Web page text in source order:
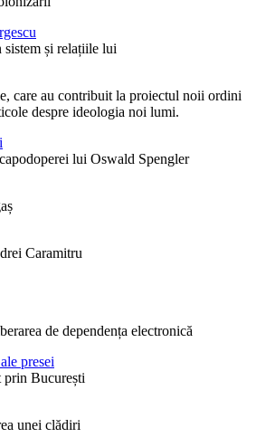
și relațiile lui
care au contribuit la proiectul noii ordini
despre ideologia noi lumi.
lui Oswald Spengler
Caramitru
de dependența electronică
presei
prin București
unei clădiri